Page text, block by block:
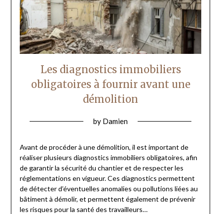
Les diagnostics immobiliers
obligatoires à fournir avant une
démolition
by Damien
Avant de procéder à une démolition, il est important de
réaliser plusieurs diagnostics immobiliers obligatoires, afin
de garantir la sécurité du chantier et de respecter les
réglementations en vigueur. Ces diagnostics permettent
de détecter d’éventuelles anomalies ou pollutions liées au
bâtiment à démolir, et permettent également de prévenir
les risques pour la santé des travailleurs…